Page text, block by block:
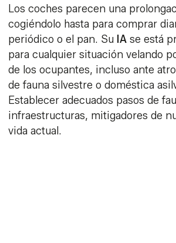
Los coches parecen una
cogiéndolo hasta para comprar
periódico o el pan. Su IAse está
para cualquier situación velando
de los ocupantes, incluso ante
de fauna silvestre o doméstica
Establecer adecuados pasos de
infraestructuras, mitigadores de
vida actual.